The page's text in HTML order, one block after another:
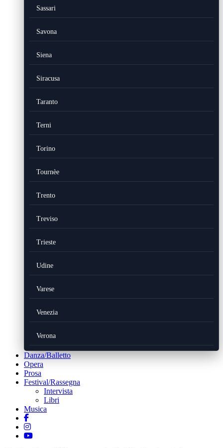
Sassari
Savona
Siena
Siracusa
Taranto
Terni
Torino
Tournèe
Trento
Treviso
Trieste
Udine
Varese
Venezia
Verona
Danza/Balletto
Opera
Prosa
Festival/Rassegna
Intervista
Libri
Musica